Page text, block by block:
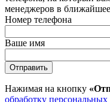
менеджеров в
Номер телефона
Ваше имя
Отправить
Нажимая на кнопку
обработку